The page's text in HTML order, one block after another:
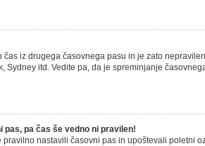
čas iz drugega časovnega pasu in je zato
Sydney itd. Vedite pa, da je spreminjanje
pas, pa čas še vedno ni pravilen!
pravilno nastavili časovni pas in upoštevali poletni